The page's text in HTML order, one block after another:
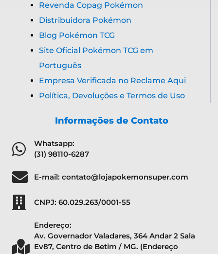
Revenda Copag Pokémon
Distribuidora Pokémon
Blog Pokémon TCG
Site Oficial Pokémon TCG em
Português
Empresa Verificada no Reclame Aqui
Política, Devoluções e Termos de Uso
Informações de Contato
Whatsapp:
(31) 98110-6287
E-mail: contato@lojapokemonsuper.com
CNPJ: 60.029.263/0001-55
Endereço:
Av. Governador Valadares, 364 Andar 2 Sala
Ev87, Centro de Betim / MG. (Endereço